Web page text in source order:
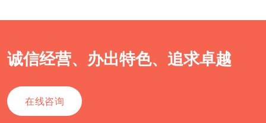
诚信经营、办出特色、追求卓越
在线咨询